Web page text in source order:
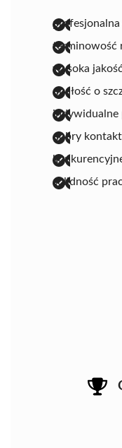
profesjonalna
terminowość
wysoka
dbałość o
indywidualne
dobry kontakt
solidność